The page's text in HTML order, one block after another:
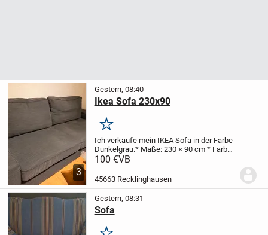
3
Gestern, 08:40
Ikea Sofa 230x90
Merken
Ich verkaufe mein IKEA Sofa in der Farbe
Dunkelgrau.* Maße: 230 × 90 cm* Farbe:
Dunkelgrau
Bequeme Sitz- und Rückenkissen.
100 €VB
45663 Recklinghausen
Gestern, 08:31
Sofa